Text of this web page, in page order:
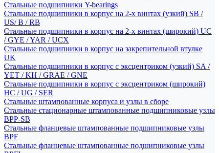
Стальные подшипники Y-bearings
Стальные подшипники в корпус на 2-х винтах (узкий) SB /
US/ B / RB
Стальные подшипники в корпус на 2-х винтах (широкий) UC
/ GYE / YAR / UCX
Стальные подшипники в корпус на закрепительной втулке
UK
Стальные подшипники в корпус с эксцентриком (узкий) SA /
YET / KH / GRAE / GNE
Стальные подшипники в корпус с эксцентриком (широкий)
HC / UG / SER
Стальные штампованные корпуса и узлы в сборе
Стальные стационарные штампованные подшипниковые узлы
BPP-SB
Стальные фланцевые штампованные подшипниковые узлы
BPF
Стальные фланцевые штампованные подшипниковые узлы